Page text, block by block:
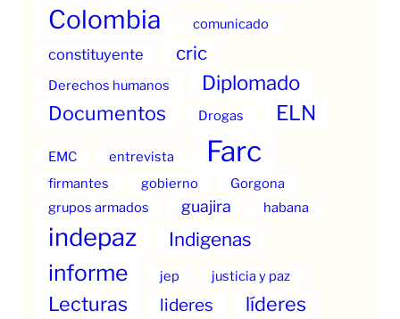
Colombia comunicado
constituyente cric
Derechos humanos Diplomado
Documentos Drogas ELN
EMC entrevista Farc
firmantes gobierno
Gorgona
grupos armados
guajira habana
indepaz Indigenas
informe jep justicia y paz
Lecturas lideres líderes